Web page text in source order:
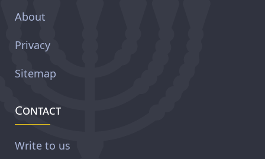
About
Privacy
Sitemap
Contact
Write to us